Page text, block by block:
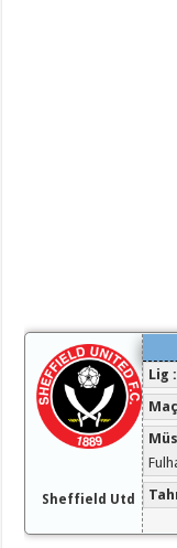
Sheffield Utd
Lig :